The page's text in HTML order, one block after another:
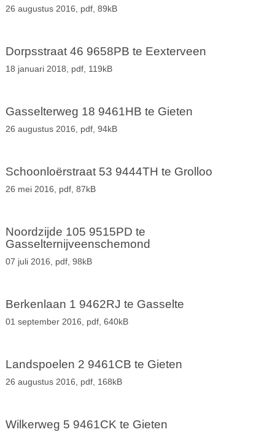
26 augustus 2016, pdf, 89kB
Dorpsstraat 46 9658PB te Eexterveen
18 januari 2018, pdf, 119kB
Gasselterweg 18 9461HB te Gieten
26 augustus 2016, pdf, 94kB
Schoonloërstraat 53 9444TH te Grolloo
26 mei 2016, pdf, 87kB
Noordzijde 105 9515PD te
Gasselternijveenschemond
07 juli 2016, pdf, 98kB
Berkenlaan 1 9462RJ te Gasselte
01 september 2016, pdf, 640kB
Landspoelen 2 9461CB te Gieten
26 augustus 2016, pdf, 168kB
Wilkerweg 5 9461CK te Gieten